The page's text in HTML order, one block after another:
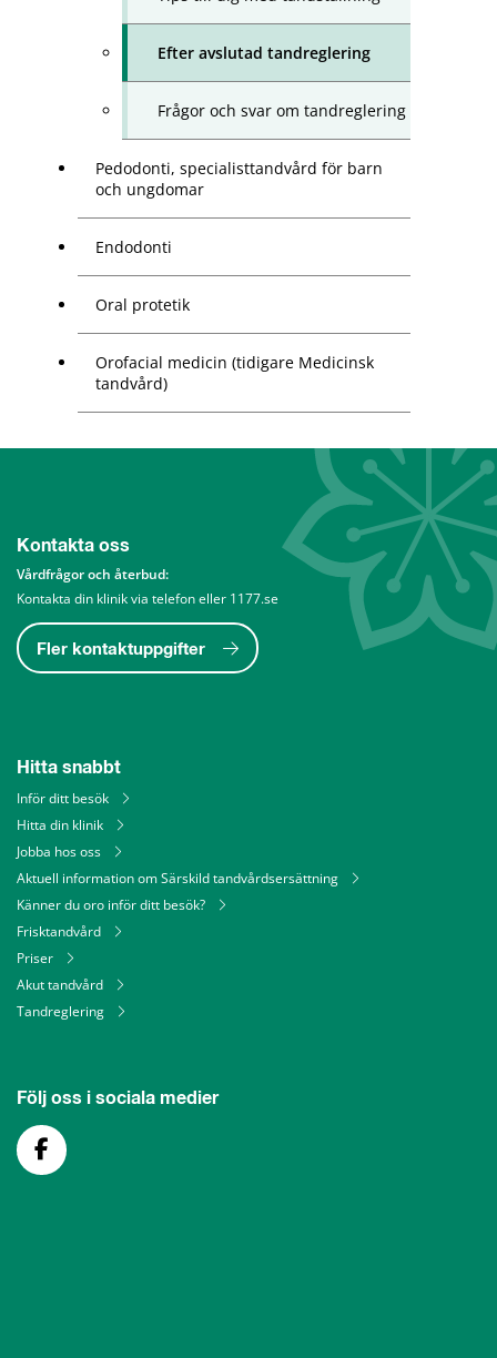
Efter avslutad tandreglering
Frågor och svar om tandreglering
Pedodonti, specialisttandvård för barn
och ungdomar
Endodonti
Oral protetik
Orofacial medicin (tidigare Medicinsk
tandvård)
Kontakta oss
Vårdfrågor och återbud:
Kontakta din klinik via telefon eller 1177.se
Fler kontaktuppgifter
Hitta snabbt
Inför ditt besök
Hitta din klinik
Jobba hos oss
Aktuell information om Särskild tandvårdsersättning
Känner du oro inför ditt besök?
Frisktandvård
Priser
Akut tandvård
Tandreglering
Följ oss i sociala medier